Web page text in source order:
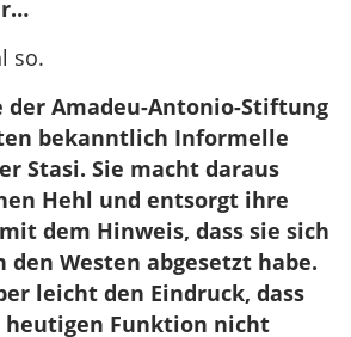
so.
der Amadeu-Antonio-Stiftung
bekanntlich Informelle
Stasi. Sie macht daraus
Hehl und entsorgt ihre
dem Hinweis, dass sie sich
den Westen abgesetzt habe.
leicht den Eindruck, dass
Funktion nicht